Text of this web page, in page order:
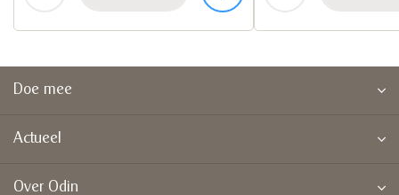
Doe mee
Actueel
Over Odin